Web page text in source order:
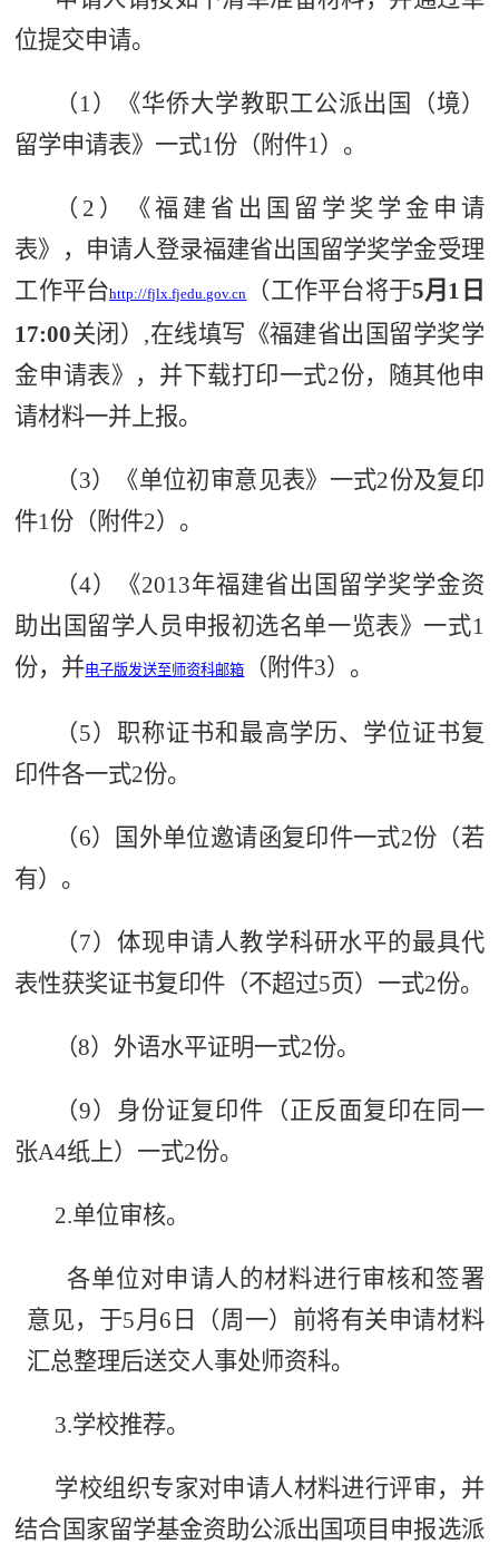
位提交申请。
（1）《华侨大学教职工公派出国（境）
留学申请表》一式1份（附件1）。
（2）《福建省出国留学奖学金申请
表》，申请人登录福建省出国留学奖学金受理
工作平台http://fjlx.fjedu.gov.cn （ 工作平台将于5月1日
17:00关闭 ） ,在线填写《福建省出国留学奖学
金申请表》，并下载打印一式2份，随其他申
请材料一并上报。
（3）《单位初审意见表》一式2份及复印
件1份（附件2）。
（4）《2013年福建省出国留学奖学金资
助出国留学人员申报初选名单一览表》一式1
份，并电子版发送至师资科邮箱 （附件3）。
（5）职称证书和最高学历、学位证书复
印件各一式2份。
（6）国外单位邀请函复印件一式2份（若
有）。
（7）体现申请人教学科研水平的最具代
表性获奖证书复印件（不超过5页）一式2份。
（8）外语水平证明一式2份。
（9）身份证复印件（正反面复印在同一
张A4纸上）一式2份。
2.单位审核。
各单位对申请人的材料进行审核和签署
意见，于5月6日（周一）前将有关申请材料
汇总整理后送交人事处师资科。
3.学校推荐。
学校组织专家对申请人材料进行评审，并
结合国家留学基金资助公派出国项目申报选派